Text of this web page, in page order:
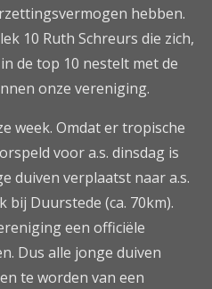
hebben.
10 Ruth Schreurs die zich,
de top 10 nestelt met de
onze vereniging.
week. Omdat er tropische
voor a.s. dinsdag is
duiven verplaatst naar a.s.
bij Duurstede (ca. 70km).
een officiële
Dus alle jonge duiven
te worden van een